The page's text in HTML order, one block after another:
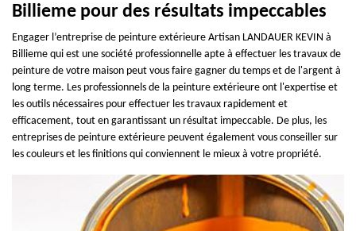
Billieme pour des résultats impeccables
Engager l’entreprise de peinture extérieure Artisan LANDAUER KEVIN à
Billieme qui est une société professionnelle apte à effectuer les travaux de
peinture de votre maison peut vous faire gagner du temps et de l'argent à
long terme. Les professionnels de la peinture extérieure ont l'expertise et
les outils nécessaires pour effectuer les travaux rapidement et
efficacement, tout en garantissant un résultat impeccable. De plus, les
entreprises de peinture extérieure peuvent également vous conseiller sur
les couleurs et les finitions qui conviennent le mieux à votre propriété.